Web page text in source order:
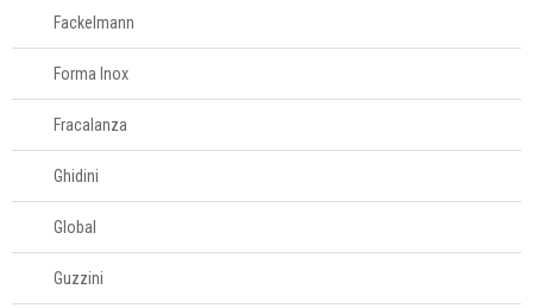
grill
Sorveteiras
Torradeiras
Umidificadores
Mesa
Fackelmann
Forma Inox
Fracalanza
Ghidini
Global
Guzzini